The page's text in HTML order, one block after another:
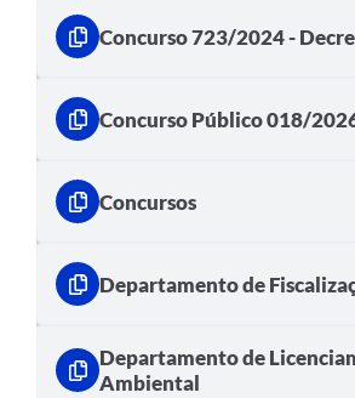
Concurso 723/2024 -
Concurso Público 018/
Concursos
Departamento de
Departamento de
Ambiental